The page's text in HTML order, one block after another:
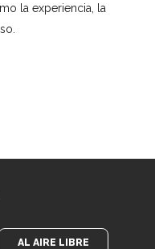
la experiencia, la
AL AIRE LIBRE